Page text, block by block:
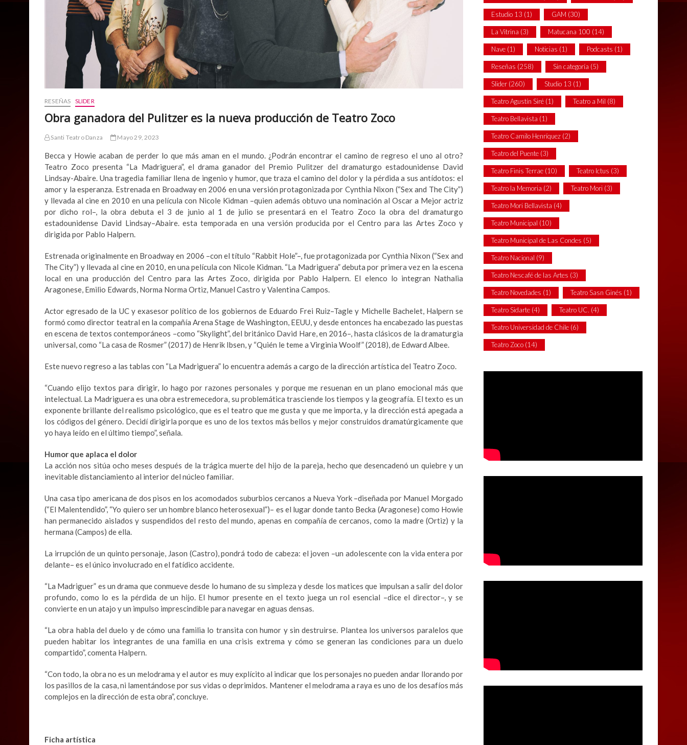
RESEÑAS SLIDER
Obra ganadora del Pulitzer es la nueva producción de Teatro Zoco
Santi Teatro Danza Mayo 29, 2023
Becca y Howie acaban de perder lo que más aman en el mundo. ¿Podrán encontrar el camino de regreso el uno al otro?
Teatro Zoco presenta “La Madriguera”, el drama ganador del Premio Pulitzer del dramaturgo estadounidense David
Lindsay-Abaire. Una tragedia familiar llena de ingenio y humor, que traza el camino del dolor y la pérdida a sus antídotos: el
amor y la esperanza. Estrenada en Broadway en 2006 en una versión protagonizada por Cynthia Nixon (“Sex and The City”)
y llevada al cine en 2010 en una película con Nicole Kidman –quien además obtuvo una nominación al Oscar a Mejor actriz
por dicho rol–, la obra debuta el 3 de junio al 1 de julio se presentará en el Teatro Zoco la obra del dramaturgo
estadounidense David Lindsay–Abaire. esta temporada en una versión producida por el Centro para las Artes Zoco y
dirigida por Pablo Halpern.
Estrenada originalmente en Broadway en 2006 –con el título “Rabbit Hole”–, fue protagonizada por Cynthia Nixon (“Sex and
The City”) y llevada al cine en 2010, en una película con Nicole Kidman. “La Madriguera” debuta por primera vez en la escena
local en una producción del Centro para las Artes Zoco, dirigida por Pablo Halpern. El elenco lo integran Nathalia
Aragonese, Emilio Edwards, Norma Norma Ortiz, Manuel Castro y Valentina Campos.
Actor egresado de la UC y exasesor político de los gobiernos de Eduardo Frei Ruiz–Tagle y Michelle Bachelet, Halpern se
formó como director teatral en la compañía Arena Stage de Washington, EEUU, y desde entonces ha encabezado las puestas
en escena de textos contemporáneos –como “Skylight”, del británico David Hare, en 2016–, hasta clásicos de la dramaturgia
universal, como “La casa de Rosmer” (2017) de Henrik Ibsen, y “Quién le teme a Virginia Woolf” (2018), de Edward Albee.
Este nuevo regreso a las tablas con “La Madriguera” lo encuentra además a cargo de la dirección artística del Teatro Zoco.
“Cuando elijo textos para dirigir, lo hago por razones personales y porque me resuenan en un plano emocional más que
intelectual. La Madriguera es una obra estremecedora, su problemática trasciende los tiempos y la geografía. El texto es un
exponente brillante del realismo psicológico, que es el teatro que me gusta y que me importa, y la dirección está apegada a
los códigos del género. Decidí dirigirla porque es uno de los textos más bellos y mejor construidos dramatúrgicamente que
yo haya leído en el último tiempo”, señala.
Humor que aplaca el dolor
La acción nos sitúa ocho meses después de la trágica muerte del hijo de la pareja, hecho que desencadenó un quiebre y un
inevitable distanciamiento al interior del núcleo familiar.
Una casa tipo americana de dos pisos en los acomodados suburbios cercanos a Nueva York –diseñada por Manuel Morgado
(“El Malentendido”, “Yo quiero ser un hombre blanco heterosexual”)– es el lugar donde tanto Becka (Aragonese) como Howie
han permanecido aislados y suspendidos del resto del mundo, apenas en compañía de cercanos, como la madre (Ortiz) y la
hermana (Campos) de ella.
La irrupción de un quinto personaje, Jason (Castro), pondrá todo de cabeza: el joven –un adolescente con la vida entera por
delante– es el único involucrado en el fatídico accidente.
“La Madriguer” es un drama que conmueve desde lo humano de su simpleza y desde los matices que impulsan a salir del dolor
profundo, como lo es la pérdida de un hijo. El humor presente en el texto juega un rol esencial –dice el director–, y se
convierte en un atajo y un impulso imprescindible para navegar en aguas densas.
“La obra habla del duelo y de cómo una familia lo transita con humor y sin destruirse. Plantea los universos paralelos que
pueden habitar los integrantes de una familia en una crisis extrema y cómo se generan las condiciones para un duelo
compartido”, comenta Halpern.
“Con todo, la obra no es un melodrama y el autor es muy explícito al indicar que los personajes no pueden andar llorando por
los pasillos de la casa, ni lamentándose por sus vidas o deprimidos. Mantener el melodrama a raya es uno de los desafíos más
complejos en la dirección de esta obra”, concluye.
Ficha artística
Estudio 13 (1) GAM (30)
La Vitrina (3) Matucana 100 (14)
Nave (1) Noticias (1) Podcasts (1)
Reseñas (258) Sin categoría (5)
Slider (260) Studio 13 (1)
Teatro Agustín Siré (1) Teatro a Mil (8)
Teatro Bellavista (1)
Teatro Camilo Henríquez (2)
Teatro del Puente (3)
Teatro Finis Terrae (10) Teatro Ictus (3)
Teatro la Memoria (2) Teatro Mori (3)
Teatro Mori Bellavista (4)
Teatro Municipal (10)
Teatro Municipal de Las Condes (5)
Teatro Nacional (9)
Teatro Nescafé de las Artes (3)
Teatro Novedades (1) Teatro Sasn Ginés (1)
Teatro Sidarte (4) Teatro UC. (4)
Teatro Universidad de Chile (6)
Teatro Zoco (14)